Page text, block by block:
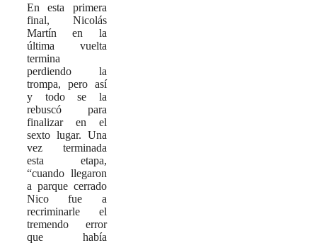
En esta primera
final, Nicolás
Martín en la
última vuelta
termina
perdiendo la
trompa, pero así
y todo se la
rebuscó para
finalizar en el
sexto lugar. Una
vez terminada
esta etapa,
“cuando llegaron
a parque cerrado
Nico fue a
recriminarle el
tremendo error
que había